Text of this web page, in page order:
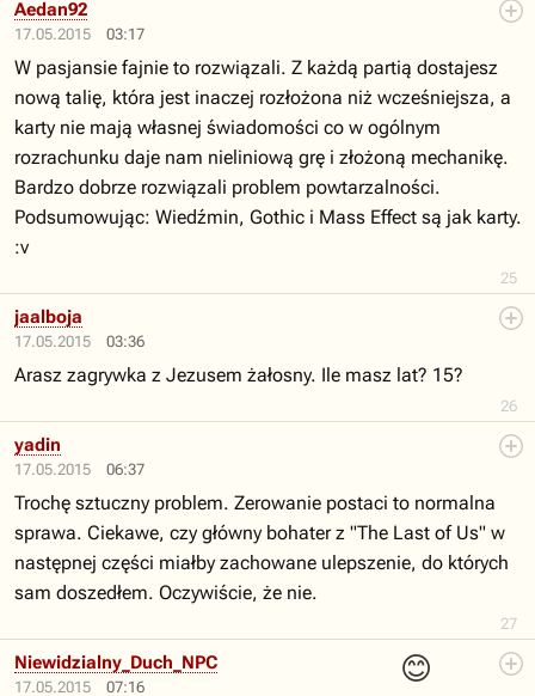
17.05.2015 03:17
25
Aedan92
W pasjansie fajnie to rozwiązali. Z każdą partią dostajesz
nową talię, która jest inaczej rozłożona niż wcześniejsza, a
karty nie mają własnej świadomości co w ogólnym
rozrachunku daje nam nieliniową grę i złożoną mechanikę.
Bardzo dobrze rozwiązali problem powtarzalności.
Podsumowując: Wiedźmin, Gothic i Mass Effect są jak karty.
:v
17.05.2015 03:36
26
jaalboja
Arasz zagrywka z Jezusem żałosny. Ile masz lat? 15?
17.05.2015 06:37
27
yadin
Trochę sztuczny problem. Zerowanie postaci to normalna
sprawa. Ciekawe, czy główny bohater z "The Last of Us" w
następnej części miałby zachowane ulepszenie, do których
sam doszedłem. Oczywiście, że nie.
17.05.2015 07:16
😊
Niewidzialny_Duch_NPC